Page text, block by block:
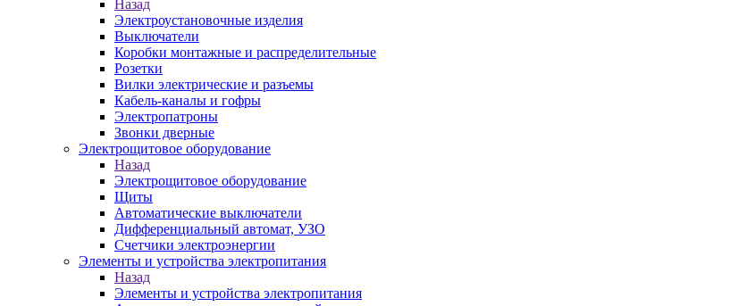
Назад
Электроустановочные изделия
Выключатели
Коробки монтажные и распределительные
Розетки
Вилки электрические и разъемы
Кабель-каналы и гофры
Электропатроны
Звонки дверные
Электрощитовое оборудование
Назад
Электрощитовое оборудование
Щиты
Автоматические выключатели
Дифференциальный автомат, УЗО
Счетчики электроэнергии
Элементы и устройства электропитания
Назад
Элементы и устройства электропитания